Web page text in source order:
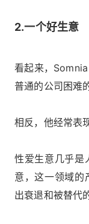
2.一个好生意
看起来，
普通的公司困难
相反，他经常表
性爱生意几乎是
意，这一领域的
出衰退和被替代